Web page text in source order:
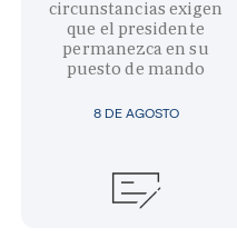
8 DE AGOSTO
circunstancias exigen
que el presidente
permanezca en su
puesto de mando